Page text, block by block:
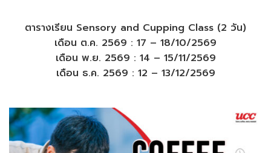
ตารางเรียน Sensory and Cupping Class (2 วัน)
เดือน ต.ค. 2569 : 17 – 18/10/2569
เดือน พ.ย. 2569 : 14 – 15/11/2569
เดือน ธ.ค. 2569 : 12 – 13/12/2569